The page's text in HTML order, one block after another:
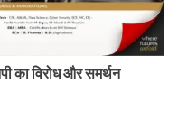
का विरोध और समर्थन